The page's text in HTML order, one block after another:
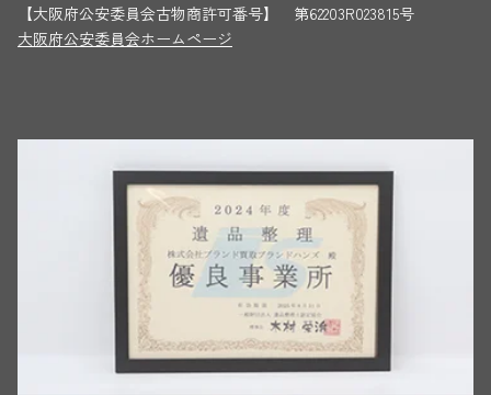
【大阪府公安委員会古物商許可番号】 第62203R023815号
大阪府公安委員会ホームページ